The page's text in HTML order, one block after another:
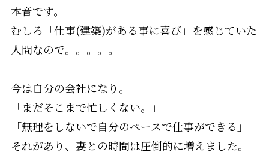
本音です。
むしろ「仕事(建築)がある事に喜び」を感じていた
人間なので。。。。。
今は自分の会社になり。
「まだそこまで忙しくない。」
「無理をしないで自分のペースで仕事ができる」
それがあり、妻との時間は圧倒的に増えました。